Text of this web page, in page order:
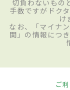
切負わないもの
手数ですがドク
け
なお、「マイナ
関」の情報につ
ご